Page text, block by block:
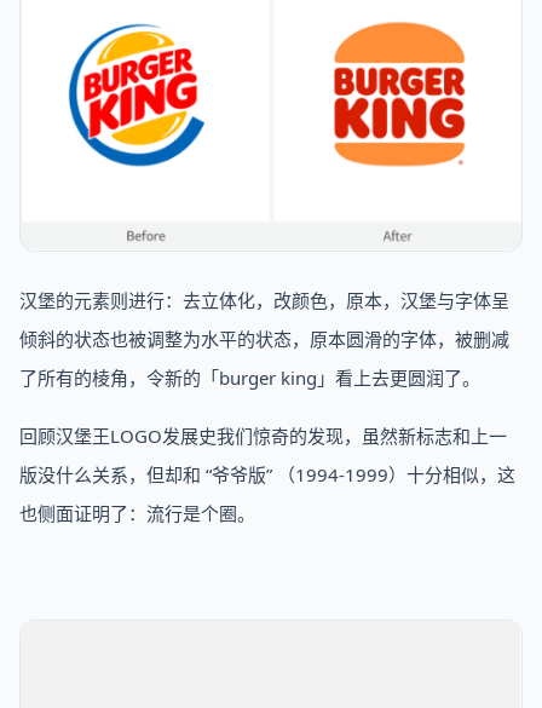
汉堡的元素则进行：去立体化，改颜色，原本，汉堡与字体呈
倾斜的状态也被调整为水平的状态，原本圆滑的字体，被删减
了所有的棱角，令新的「burger king」看上去更圆润了。
回顾汉堡王LOGO发展史我们惊奇的发现，虽然新标志和上一
版没什么关系，但却和 “爷爷版” （1994-1999）十分相似，这
也侧面证明了：流行是个圈。